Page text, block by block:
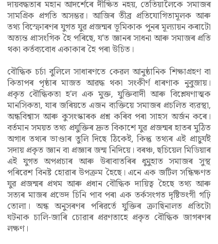
দায়বদ্ধতাৰ মহান আদৰ্শেৰে দীক্ষিত নহয়, তেতিয়ালৈকে সমাজৰ
সামগ্ৰিক প্ৰগতি অসম্ভৱ। আজিৰ তীব্ৰ প্ৰতিযোগিতামূলক আৰু
তথ্য বিস্ফোৰণৰ যুগত যুৱ প্ৰজন্মৰ ভূমিকাক পুনৰ মূল্যায়ন কৰাটো
অত্যন্ত প্ৰাসংগিক হৈ পৰিছে, য’ত জ্ঞানৰ সাধনা আৰু সমাজৰ প্ৰতি
থকা কৰ্তব্যবোধ একাকাৰ হৈ পৰা উচিত।
বৌদ্ধিক চৰ্চা বুলিলে সাধাৰণতে কেৱল আনুষ্ঠানিক শিক্ষাগ্ৰহণ বা
কিতাপৰ পৃষ্ঠাৰ মাজত আৱদ্ধ থকা সংকীৰ্ণ ধাৰণাক নুবুজায়।
প্ৰকৃত বৌদ্ধিকতা হ’ল এক মুক্ত, যুক্তিবাদী আৰু বিশ্লেষণাত্মক
মানসিকতা, যাৰ জৰিয়তে এজন ব্যক্তিয়ে সমাজৰ প্ৰচলিত ব্যৱস্থা,
অন্ধবিশ্বাস আৰু কুসংস্কাৰক প্ৰশ্ন কৰিব পৰা সাহস অৰ্জন কৰে।
বৰ্তমান সময়ত তথ্য প্ৰযুক্তিৰ দ্ৰুত বিকাশে যুৱ প্ৰজন্মৰ হাতৰ মুঠিত
অগাধ তথ্যৰ ভাণ্ডাৰ তুলি দিছে ঠিকেই, কিন্তু তথ্যৰ এই প্ৰাচুৰ্যই
সদায় প্ৰকৃত জ্ঞান বা প্ৰজ্ঞাৰ জন্ম নিদিয়ে। বৰঞ্চ, ছচিয়েল মিডিয়াৰ
এই যুগত অপপ্ৰচাৰ আৰু উৰাবাতৰিৰ ধুমুহাত সমাজৰ সুস্থ
পৰিৱেশ বিনষ্ট হোৱাৰ উপক্ৰম হৈছে। এনে এক জটিল সন্ধিক্ষণত
যুৱ প্ৰজন্মৰ প্ৰথম আৰু প্ৰধান বৌদ্ধিক দায়িত্ব হৈছে তথ্য আৰু
সত্যৰ মাজৰ প্ৰভেদ চিনি পাব পৰা এক তৰ্কসংগত দৃষ্টিভংগী গঢ়ি
তোলা। অন্ধ অনুসৰণৰ পৰিৱৰ্তে যুক্তিৰ ক্ৰাছিনালত প্ৰতিটো
ঘটনাক চালি-জাৰি চোৱাৰ প্ৰৱণতাহে প্ৰকৃত বৌদ্ধিক জাগৰণৰ
লক্ষণ।